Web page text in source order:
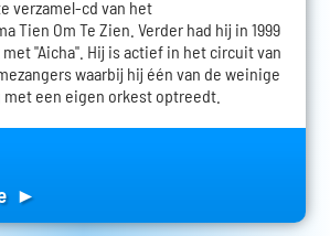
verzamel-cd van het
Tien Om Te Zien. Verder had hij in 1999
"Aicha". Hij is actief in het circuit van
waarbij hij één van de weinige
een eigen orkest optreedt.
►